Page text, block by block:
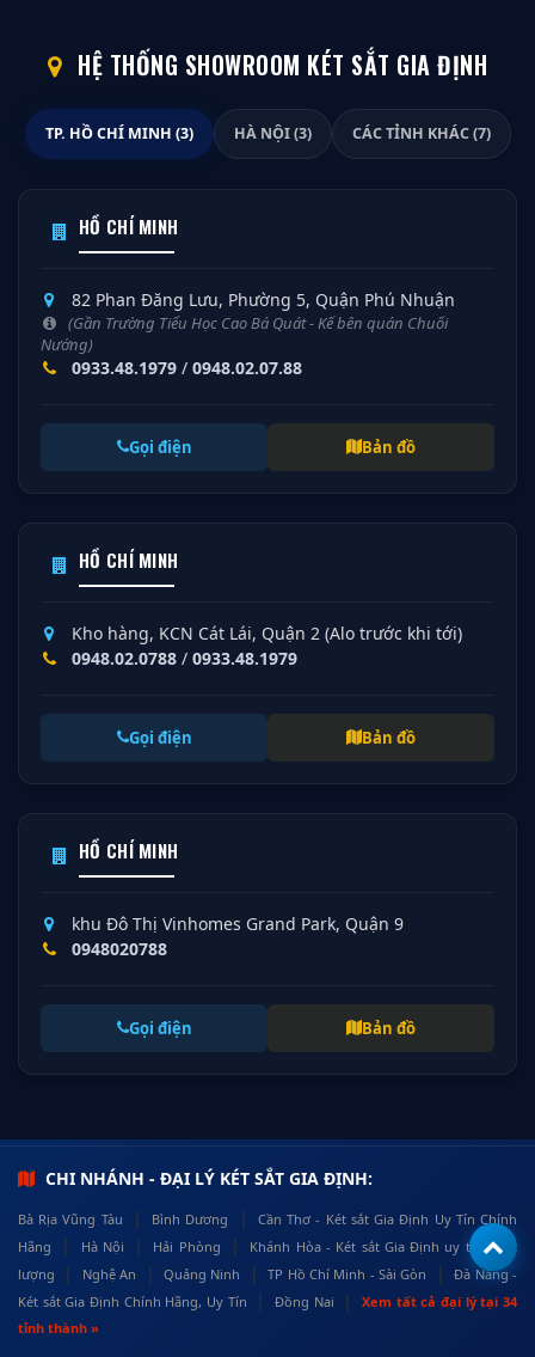
HỆ THỐNG SHOWROOM KÉT SẮT GIA ĐỊNH
TP. HỒ CHÍ MINH (3) HÀ NỘI (3) CÁC TỈNH KHÁC (7)
HỒ CHÍ MINH
82 Phan Đăng Lưu, Phường 5, Quận Phú Nhuận
(Gần Trường Tiểu Học Cao Bá Quát - Kế bên quán Chuối
Nướng)
0933.48.1979 / 0948.02.07.88
Gọi điện Bản đồ
HỒ CHÍ MINH
Kho hàng, KCN Cát Lái, Quận 2 (Alo trước khi tới)
0948.02.0788 / 0933.48.1979
Gọi điện Bản đồ
HỒ CHÍ MINH
khu Đô Thị Vinhomes Grand Park, Quận 9
0948020788
Gọi điện Bản đồ
CHI NHÁNH - ĐẠI LÝ KÉT SẮT GIA ĐỊNH:
Bà Rịa Vũng Tàu | Bình Dương |
Cần Thơ - Két sắt Gia Định Uy Tín Chính
Hãng
| Hà Nội | Hải Phòng |
Khánh Hòa - Két sắt Gia Định uy tín, chất
lượng
| Nghệ An | Quảng Ninh | TP Hồ Chí Minh - Sài Gòn |
Đà Nẵng -
Két sắt Gia Định Chính Hãng, Uy Tín
| Đồng Nai |
Xem tất cả đại lý tại 34
tỉnh thành »